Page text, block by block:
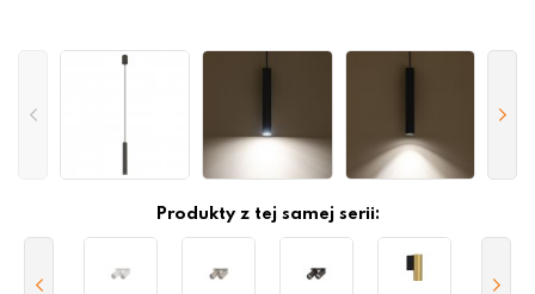
Produkty z tej samej serii: